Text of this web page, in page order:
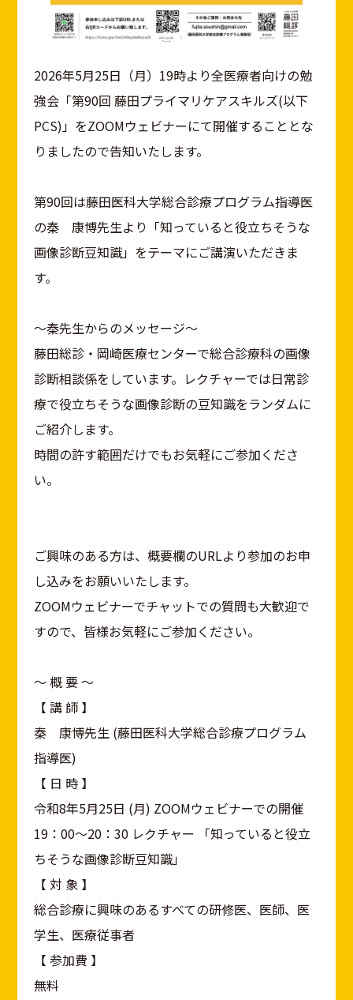
2026年5月25日（月）19時より全医療者向けの勉
強会「第90回 藤田プライマリケアスキルズ(以下
PCS)」をZOOMウェビナーにて開催することとな
りましたので告知いたします。
第90回は藤田医科大学総合診療プログラム指導医
の秦 康博先生より「知っていると役立ちそうな
画像診断豆知識」をテーマにご講演いただきま
す。
〜秦先生からのメッセージ〜
藤田総診・岡崎医療センターで総合診療科の画像
診断相談係をしています。レクチャーでは日常診
療で役立ちそうな画像診断の豆知識をランダムに
ご紹介します。
時間の許す範囲だけでもお気軽にご参加くださ
い。
ご興味のある方は、概要欄のURLより参加のお申
し込みをお願いいたします。
ZOOMウェビナーでチャットでの質問も大歓迎で
すので、皆様お気軽にご参加ください。
〜 概 要 〜
【 講 師 】
秦 康博先生 (藤田医科大学総合診療プログラム
指導医)
【 日 時 】
令和8年5月25日 (月) ZOOMウェビナーでの開催
19：00～20：30 レクチャー 「知っていると役立
ちそうな画像診断豆知識」
【 対 象 】
総合診療に興味のあるすべての研修医、医師、医
学生、医療従事者
【 参加費 】
無料